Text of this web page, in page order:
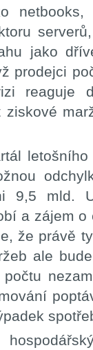
jako
prodejci
reaguje
9,5 mld.
a zájem
že právě
ale